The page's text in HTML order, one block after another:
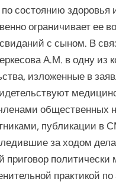
состоянию здоровья
ограничивает ее
с сыном. В
А.М. в одну из
изложенные в
общественных
публикации в
за ходом
приговор политически
практикой